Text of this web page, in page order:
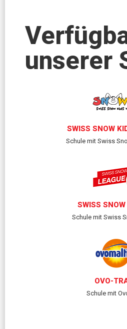
unserer
SWISS SNOW
Schule mit Swiss
SWISS
Schule mit Swiss
OVO-
Schule mit